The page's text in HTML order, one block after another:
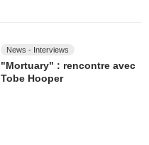
News - Interviews
"Mortuary" : rencontre avec
Tobe Hooper